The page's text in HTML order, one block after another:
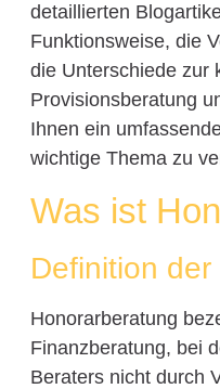
detaillierten
Funktionsweise, die
die Unterschiede zur
Provisionsberatung
Ihnen ein
wichtige Thema zu
Was ist
Definition
Honorarberatung
Finanzberatung, bei
Beraters nicht durch